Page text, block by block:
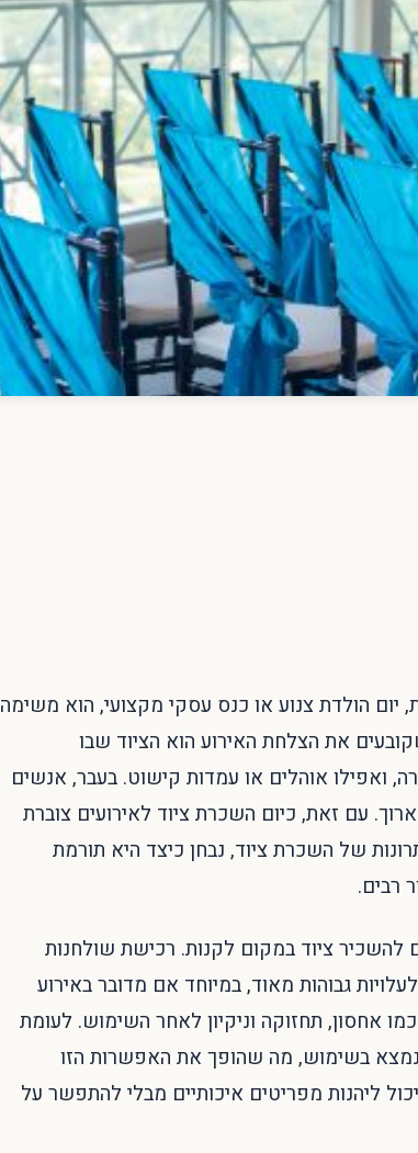
יום הולדת צנוע או כנס עסקי מקצועי, הוא משימה
את הצלחת האירוע הוא הציוד שבו
ואפילו אוהלים או עמדות קישוט. בעבר, אנשים
עם זאת, כיום השכרת ציוד לאירועים צוברת
של השכרת ציוד, נבחן כיצד היא תורמת
רבים.
להשכיר ציוד במקום לקנות. רכישת שולחנות
גבוהות מאוד, במיוחד אם מדובר באירוע
אחסון, תחזוקה וניקיון לאחר השימוש. לעומת
בשימוש, מה שהופך את האפשרות הזו
ליהנות מפריטים איכותיים מבלי להתפשר על